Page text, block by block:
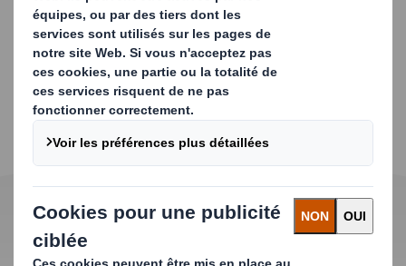
Ces enveloppes conviennent
parfaitement à l'envoi de tous types de
produits